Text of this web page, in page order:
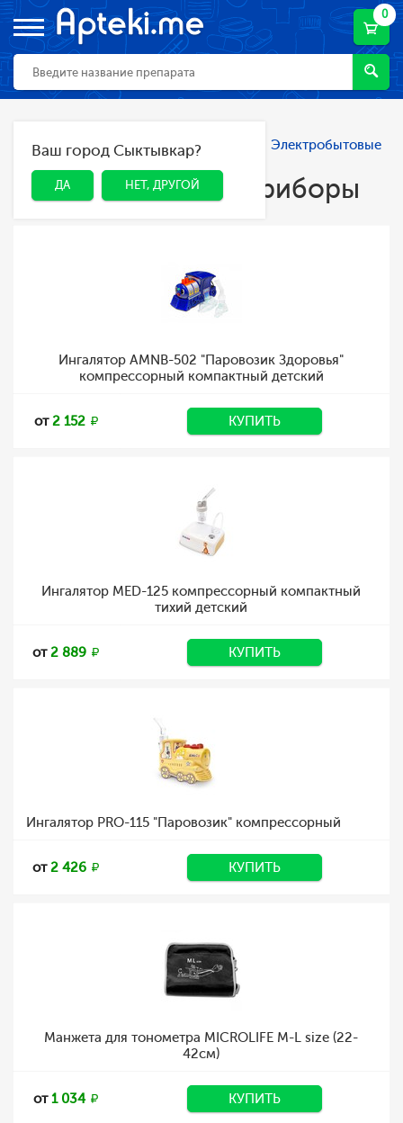
0
ДА НЕТ, ДРУГОЙ
Ваш город Сыктывкар?
ДА НЕТ, ДРУГОЙ
Главная Каталог Мама и малыш
Электробытовые
приборы
Электробытовые приборы
Ингалятор AMNB-502 "Паровозик Здоровья"
компрессорный компактный детский
от2 152 КУПИТЬ
Ингалятор MED-125 компрессорный компактный
тихий детский
от2 889 КУПИТЬ
Ингалятор PRO-115 "Паровозик" компрессорный
от2 426 КУПИТЬ
Манжета для тонометра MICROLIFE М-L size (22-
42см)
от1 034 КУПИТЬ